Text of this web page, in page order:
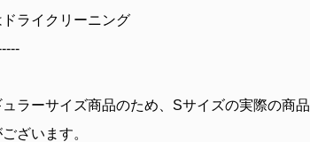
ライクリーニング
ラーサイズ商品のため、Sサイズの実際の商
ざいます。